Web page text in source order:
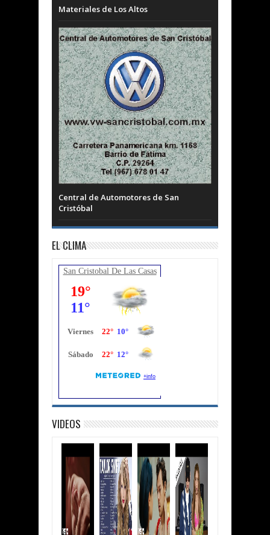
Materiales de Los Altos
Central de Automotores de San
Cristóbal
EL CLIMA
San Cristobal De Las Casas
VIDEOS